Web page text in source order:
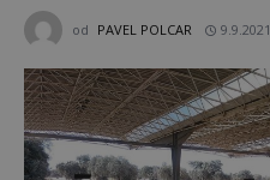
od PAVEL POLCAR 9.9.2021